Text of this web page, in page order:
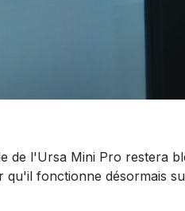
de l'Ursa Mini Pro restera
fonctionne désormais